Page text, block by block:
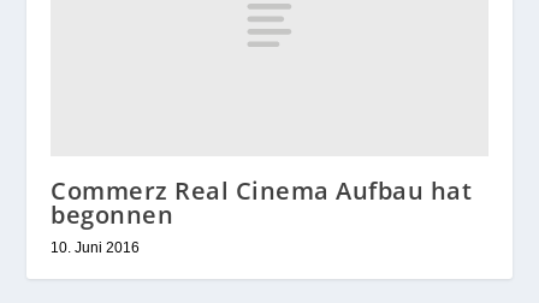
Commerz Real Cinema Aufbau hat
begonnen
10. Juni 2016